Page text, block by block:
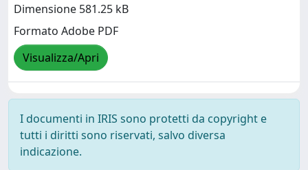
Dimensione 581.25 kB
Formato Adobe PDF
Visualizza/Apri
I documenti in IRIS sono protetti da copyright e
tutti i diritti sono riservati, salvo diversa
indicazione.